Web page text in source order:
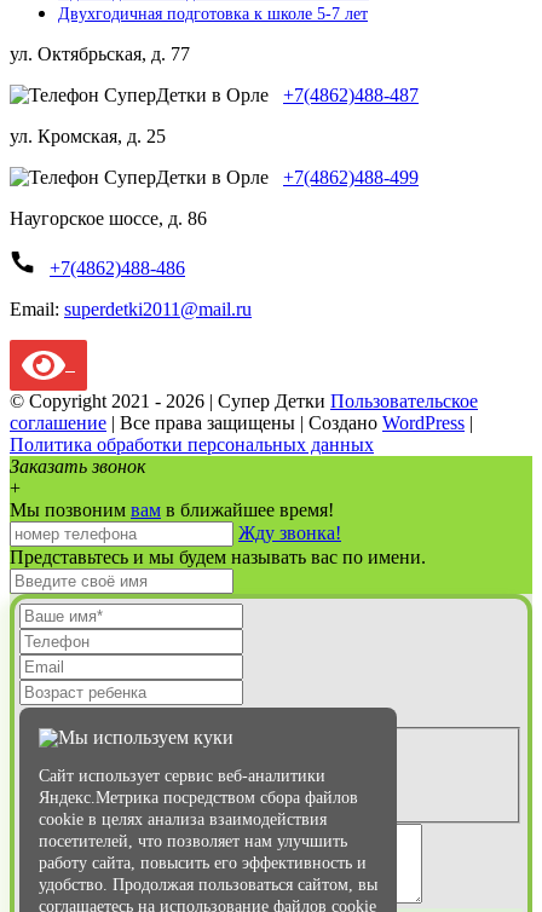
Двухгодичная подготовка к школе 5-7 лет
ул. Октябрьская, д. 77
+7(4862)488-487
ул. Кромская, д. 25
+7(4862)488-499
Наугорское шоссе, д. 86
+7(4862)488-486
Email: superdetki2011@mail.ru
© Copyright 2021 - 2026 | Супер Детки Пользовательское
соглашение | Все права защищены | Создано WordPress |
Политика обработки персональных данных
Vk
Email
Toggle
Sliding
Bar
Area
Заказать звонок
+
Мы позвоним вам в ближайшее время!
Жду звонка!
Представьтесь и мы будем называть вас по имени.
Адрес центра:
Ул. Октябрьская, 77
Ул. Кромская, 25
Наугорское шоссе, 86
Мы используем куки
Сайт использует сервис веб-аналитики
Яндекс.Метрика посредством сбора файлов
cookie в целях анализа взаимодействия
посетителей, что позволяет нам улучшить
работу сайта, повысить его эффективность и
удобство. Продолжая пользоваться сайтом, вы
соглашаетесь на использование файлов cookie